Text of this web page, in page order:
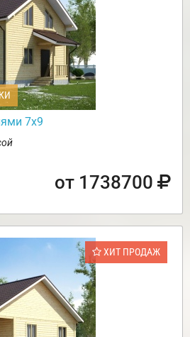
7х9
от 1738700
ХИТ ПРОДАЖ